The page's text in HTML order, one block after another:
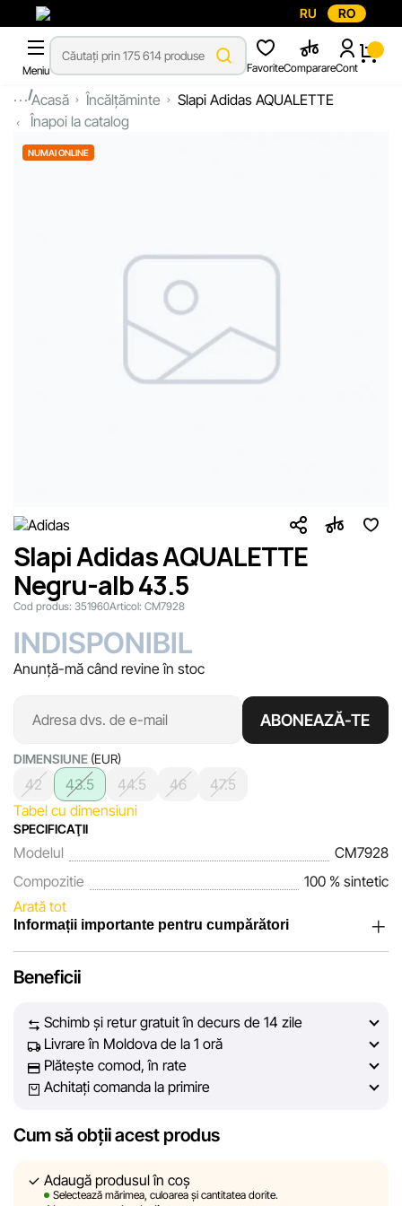
RU RO
Meniu FavoriteComparareCont
...Acasă Încălțăminte
Slapi Adidas AQUALETTE
Înapoi la catalog
NUMAI ONLINE
Slapi Adidas AQUALETTE
Negru-alb 43.5
Cod produs: 351960Articol: CM7928
INDISPONIBIL
Anunță-mă când revine în stoc
ABONEAZĂ-TE
DIMENSIUNE (EUR)
42 43.5 44.5 46
47.5
Tabel cu dimensiuni
SPECIFICAŢII
Modelul
CM7928
Compozitie
100 % sintetic
Arată tot
Informații importante pentru cumpărători
încrederea clienților noștri. În fiecare zi depunem eforturi
prezentate pe site să fie cât mai complete, obiective și
actuale. Scopul nostru este să vă oferim informații corecte și
veridice, pentru ca dvs. să puteți lua cea mai bună decizie
de cumpărare.
Cu toate acestea, în ciuda controlului constant, Sportlandia
afișate pe site, din cauza unor posibile erori tehnice sau
disfuncționalități. De asemenea, nu ne asumăm
Beneficii
Schimb și retur gratuit în decurs de 14 zile
Livrare în Moldova de la 1 oră
Plătește comod, în rate
Achitați comanda la primire
Cum să obții acest produs
Adaugă produsul în coș
Selectează mărimea, culoarea și cantitatea dorite.